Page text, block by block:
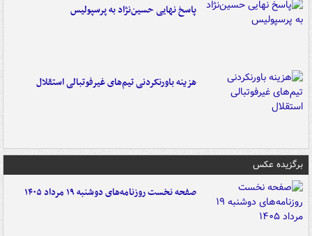
پاسخ نهایی حسین‌نژاد به پرسپولیس
هزینه باورنکردنی تیم‌های غیرفوتبالی استقلال
برگزیده عکس
صفحه نخست روزنامه‌های دوشنبه ۱۹ مرداد ۱۴۰۵